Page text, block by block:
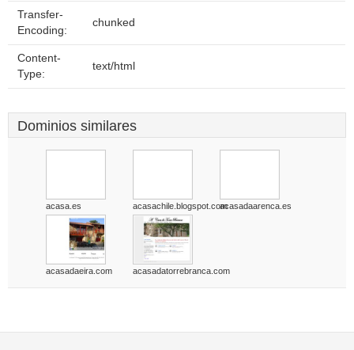
Transfer-
Encoding:
chunked
Content-
Type:
text/html
Dominios similares
acasa.es acasachile.blogspot.comacasadaarenca.es
acasadaeira.com acasadatorrebranca.com